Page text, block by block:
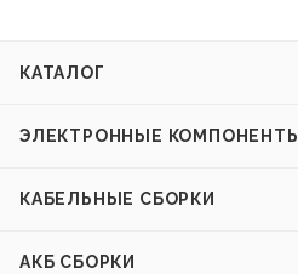
КАТАЛОГ
ЭЛЕКТРОННЫЕ КОМПОНЕНТЫ
КАБЕЛЬНЫЕ СБОРКИ
АКБ СБОРКИ